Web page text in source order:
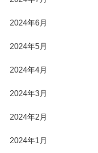
2024年6月
2024年5月
2024年4月
2024年3月
2024年2月
2024年1月